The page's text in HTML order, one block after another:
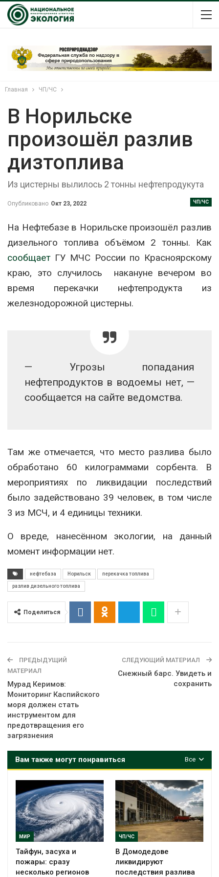
Главная ЧП/ЧС
В Норильске
произошёл разлив
дизтоплива
Из цистерны вылилось 2 тонны нефтепродукута
ЧП/ЧС
Опубликовано Окт 23, 2022
На Нефтебазе в Норильске произошёл разлив
дизельного топлива объёмом 2 тонны. Как
сообщает ГУ МЧС России по Красноярскому
краю, это случилось накануне вечером во
время перекачки нефтепродукта из
железнодорожной цистерны.
— Угрозы попадания
нефтепродуктов в водоемы нет, —
сообщается на сайте ведомства.
Там же отмечается, что место разлива было
обработано 60 килограммами сорбента. В
мероприятиях по ликвидации последствий
было задействовано 39 человек, в том числе
3 из МСЧ, и 4 единицы техники.
О вреде, нанесённом экологии, на данный
момент информации нет.
нефтебаза Норильск перекачка топлива
разлив дизельного топлива
Поделиться
ПРЕДЫДУЩИЙ
МАТЕРИАЛ
Мурад Керимов:
Мониторинг Каспийского
моря должен стать
инструментом для
предотвращения его
загрязнения
СЛЕДУЮЩИЙ МАТЕРИАЛ
Снежный барс. Увидеть и
сохранить
Все
Вам также могут понравиться
МИР
Тайфун, засуха и
пожары: сразу
несколько регионов
ЧП/ЧС
В Домодедове
ликвидируют
последствия разлива